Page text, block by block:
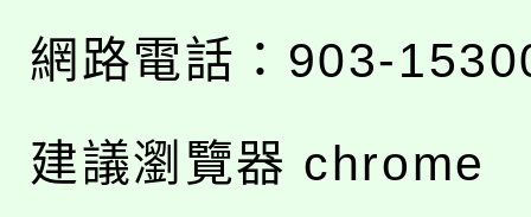
網路電話：903-
建議瀏覽器 chrome